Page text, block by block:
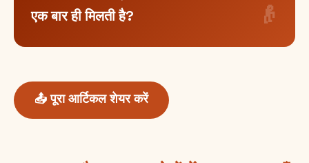
एक बार ही मिलती है?
📤 पूरा आर्टिकल शेयर करें